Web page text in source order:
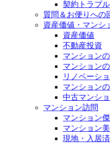
契約トラブル
質問＆お便りへの
資産価値・マンシ
資産価値
不動産投資
マンション
マンション
リノベーシ
マンション
中古マンシ
マンション訪問
マンション
マンション
現地・入居